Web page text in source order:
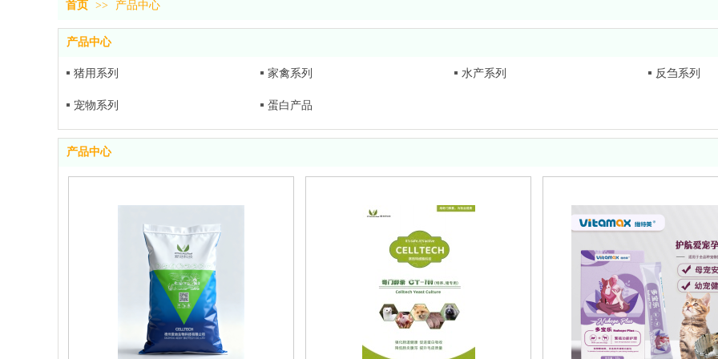
首页 >> 产品中心
产品中心
猪用系列 家禽系列 水产系列 反刍系列
宠物系列 蛋白产品
产品中心